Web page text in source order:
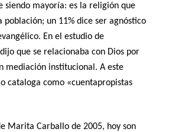
siendo mayoría: es la religión que
población; un 11% dice ser agnóstico
En el estudio de
que se relacionaba con Dios por
mediación institucional. A este
cataloga como «cuentapropistas
Marita Carballo de 2005, hoy son